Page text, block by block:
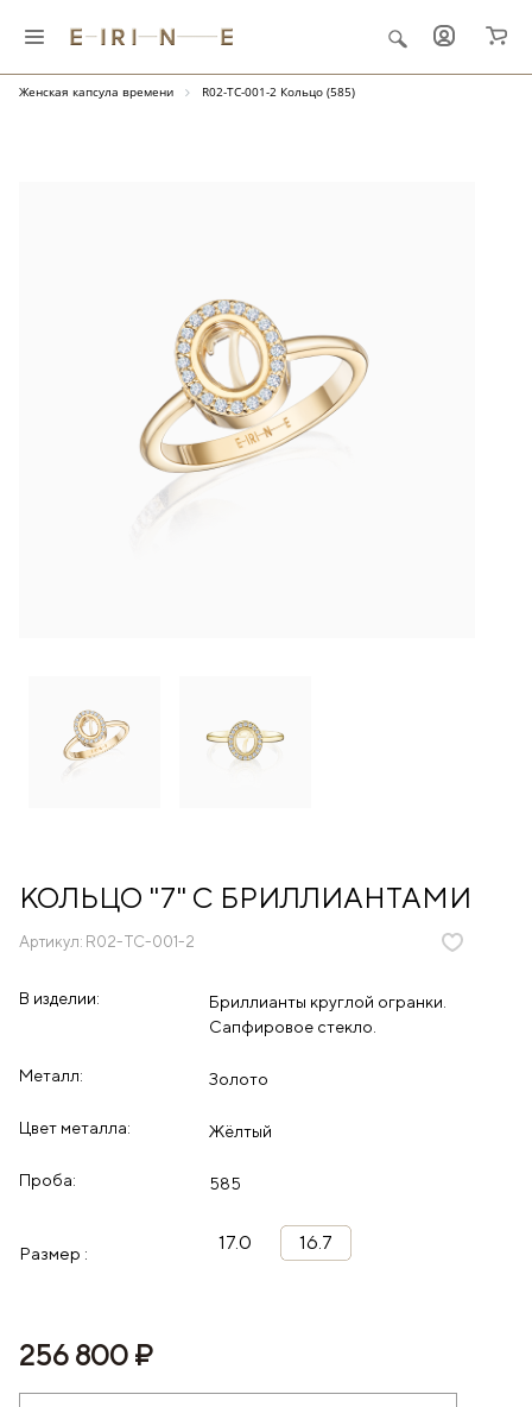
Женская капсула времени
R02-TC-001-2 Кольцо (585)
КОЛЬЦО "7" С БРИЛЛИАНТАМИ
Артикул: R02-TC-001-2
В изделии:
Бриллианты круглой огранки.
Сапфировое стекло.
Металл: Золото
Цвет металла: Жёлтый
Проба: 585
Размер : 17.0 16.7
256 800 ₽